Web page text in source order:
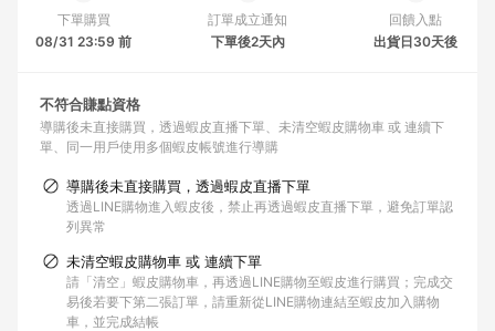
下單購買
08/31 23:59 前
訂單成立通知
下單後2天內
回饋入點
出貨日30天後
不符合賺點資格
導購後未直接購買，透過蝦皮直播下單
未清空蝦皮購物車 或 連續下
單
同一用戶使用多個蝦皮帳號進行導購
導購後未直接購買，透過蝦皮直播下單
透過LINE購物進入蝦皮後，禁止再透過蝦皮直播下單，避免訂單認
列異常
未清空蝦皮購物車 或 連續下單
請「清空」蝦皮購物車，再透過LINE購物至蝦皮進行購買；完成交
易後若要下第二張訂單，請重新從LINE購物連結至蝦皮加入購物
車，並完成結帳